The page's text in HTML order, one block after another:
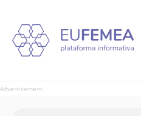
Advertisement